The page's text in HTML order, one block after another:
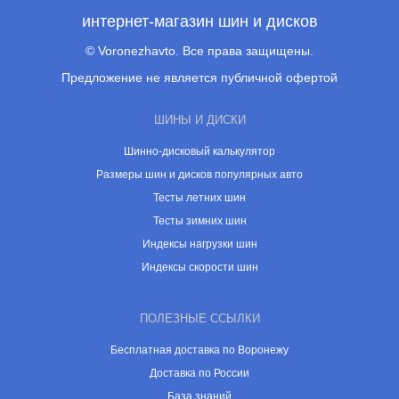
интернет-магазин шин и дисков
© Voronezhavto. Все права защищены.
Предложение не является публичной офертой
ШИНЫ И ДИСКИ
Шинно-дисковый калькулятор
Размеры шин и дисков популярных авто
Тесты летних шин
Тесты зимних шин
Индексы нагрузки шин
Индексы скорости шин
ПОЛЕЗНЫЕ ССЫЛКИ
Бесплатная доставка по Воронежу
Доставка по России
База знаний